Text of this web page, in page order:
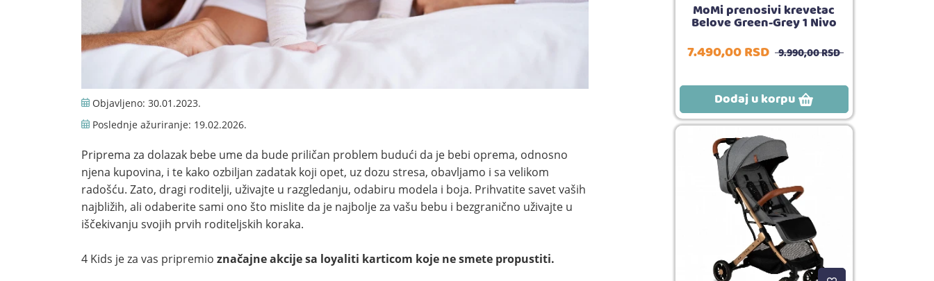
Objavljeno: 30.01.2023.
Poslednje ažuriranje: 19.02.2026.
Priprema za dolazak bebe ume da bude priličan problem budući da je bebi oprema, odnosno
njena kupovina, i te kako ozbiljan zadatak koji opet, uz dozu stresa, obavljamo i sa velikom
radošću. Zato, dragi roditelji, uživajte u razgledanju, odabiru modela i boja. Prihvatite savet vaših
najbližih, ali odaberite sami ono što mislite da je najbolje za vašu bebu i bezgranično uživajte u
iščekivanju svojih prvih roditeljskih koraka.
4 Kids je za vas pripremio značajne akcije sa loyaliti karticom koje ne smete propustiti.
MoMi prenosivi krevetac
Belove Green-Grey 1 Nivo
7.490,00RSD 9.990,00RSD
Dodaj u korpu